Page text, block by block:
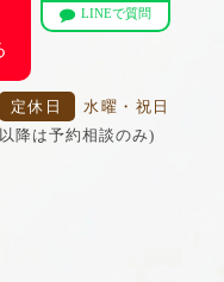
LINEで質問
定休日
水曜・祝日
降は予約相談のみ)